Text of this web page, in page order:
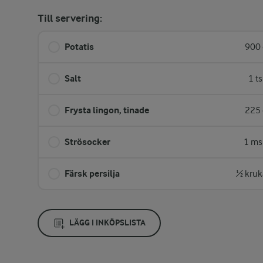
Till servering:
Potatis 900
Salt 1
Frysta lingon, tinade 225
Strösocker 1
Färsk persilja ½
LÄGG I INKÖPSLISTA